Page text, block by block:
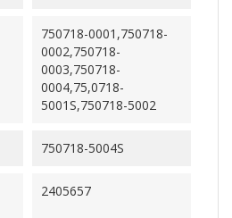
750718-0001,750718-
0002,750718-
0003,750718-
0004,75,0718-
5001S,750718-5002
750718-5004S
2405657